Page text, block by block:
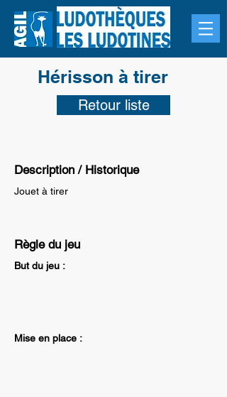
Hérisson à tirer
Retour liste
Description / Historique
Jouet à tirer
Règle du jeu
But du jeu :
Mise en place :